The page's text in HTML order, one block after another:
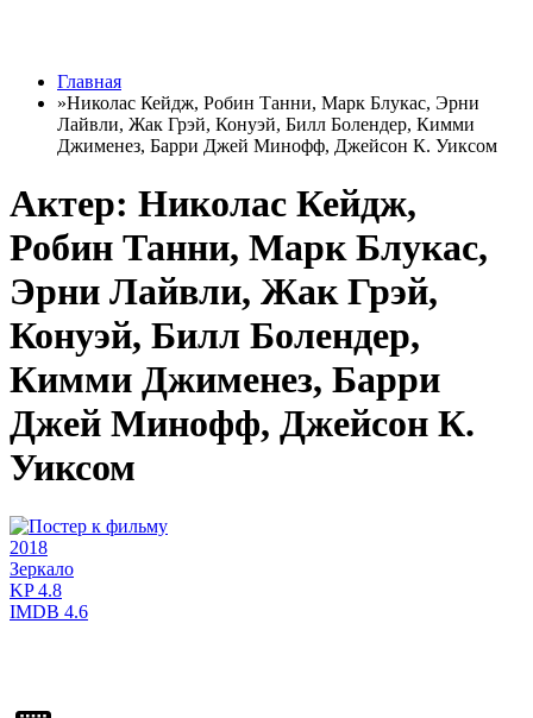
Главная
»Николас Кейдж, Робин Танни, Марк Блукас, Эрни
Лайвли, Жак Грэй, Конуэй, Билл Болендер, Кимми
Джименез, Барри Джей Минофф, Джейсон К. Уиксом
Актер: Николас Кейдж,
Робин Танни, Марк Блукас,
Эрни Лайвли, Жак Грэй,
Конуэй, Билл Болендер,
Кимми Джименез, Барри
Джей Минофф, Джейсон К.
Уиксом
2018
Зеркало
KP4.8
IMDB 4.6